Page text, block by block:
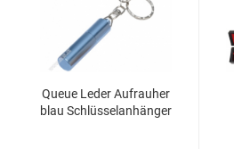
Queue Leder Auf­rau­her
blau Schlüs­sel­an­hän­ger